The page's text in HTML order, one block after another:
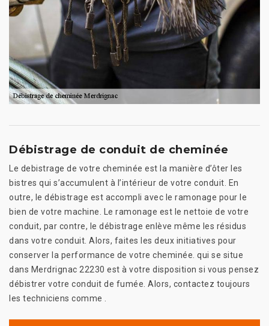
Débistrage de conduit de cheminée
Le debistrage de votre cheminée est la manière d’ôter les
bistres qui s’accumulent à l’intérieur de votre conduit. En
outre, le débistrage est accompli avec le ramonage pour le
bien de votre machine. Le ramonage est le nettoie de votre
conduit, par contre, le débistrage enlève même les résidus
dans votre conduit. Alors, faites les deux initiatives pour
conserver la performance de votre cheminée. qui se situe
dans Merdrignac 22230 est à votre disposition si vous pensez
débistrer votre conduit de fumée. Alors, contactez toujours
les techniciens comme .